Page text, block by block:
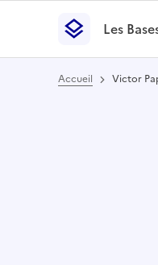
Les Bases du
Les
Accueil Victor